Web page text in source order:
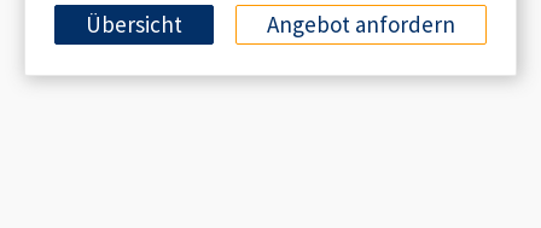
Übersicht Angebot anfordern